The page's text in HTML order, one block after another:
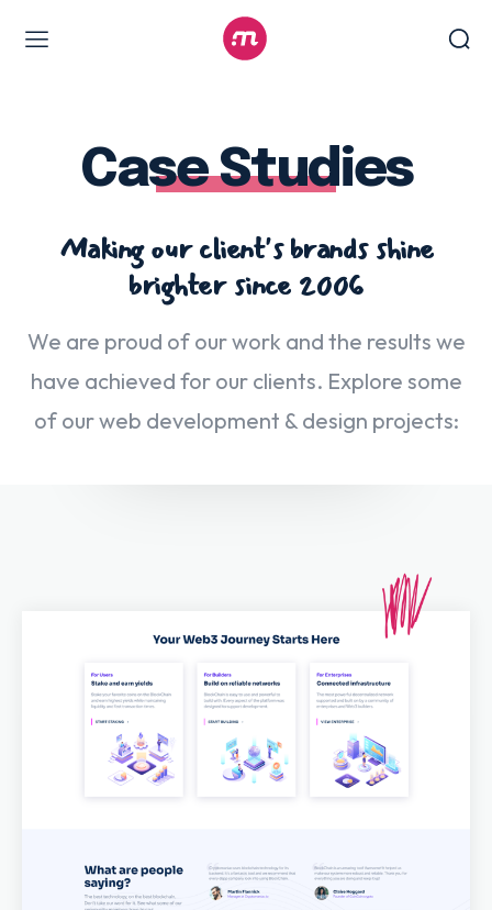
Branding & visual design
E-commerce development
UX/UI design
Web design & development
Digital Marketing Services
Strategy & consulting
VIEW OUR WORK
About Contact Us
Case Studies
Making our client's brands shine
brighter since 2006
We are proud of our work and the results we
have achieved for our clients. Explore some
of our web development & design projects: